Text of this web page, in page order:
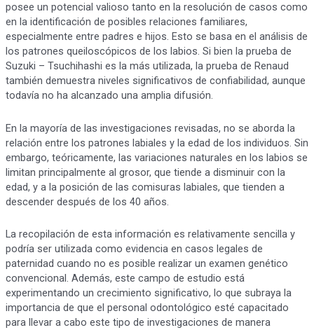
posee un potencial valioso tanto en la resolución de casos como
en la identificación de posibles relaciones familiares,
especialmente entre padres e hijos. Esto se basa en el análisis de
los patrones queiloscópicos de los labios. Si bien la prueba de
Suzuki – Tsuchihashi es la más utilizada, la prueba de Renaud
también demuestra niveles significativos de confiabilidad, aunque
todavía no ha alcanzado una amplia difusión.
En la mayoría de las investigaciones revisadas, no se aborda la
relación entre los patrones labiales y la edad de los individuos. Sin
embargo, teóricamente, las variaciones naturales en los labios se
limitan principalmente al grosor, que tiende a disminuir con la
edad, y a la posición de las comisuras labiales, que tienden a
descender después de los 40 años.
La recopilación de esta información es relativamente sencilla y
podría ser utilizada como evidencia en casos legales de
paternidad cuando no es posible realizar un examen genético
convencional. Además, este campo de estudio está
experimentando un crecimiento significativo, lo que subraya la
importancia de que el personal odontológico esté capacitado
para llevar a cabo este tipo de investigaciones de manera